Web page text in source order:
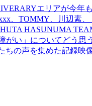
エリアが今年
、TOMMY、川辺素
HASUNUMA
がい」についてどう
ちの声を集めた記録映